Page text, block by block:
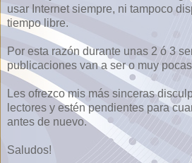
usar Internet siempre, ni tampoco
tiempo libre.
Por esta razón durante unas 2 ó 3
publicaciones van a ser o muy
Les ofrezco mis más sinceras
lectores y estén pendientes para
antes de nuevo.
Saludos!